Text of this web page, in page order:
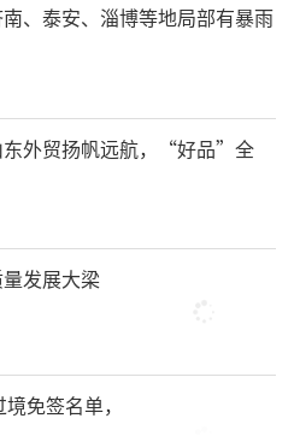
、泰安、淄博等地局部有暴雨
外贸扬帆远航，“好品”全
发展大梁
免签名单，